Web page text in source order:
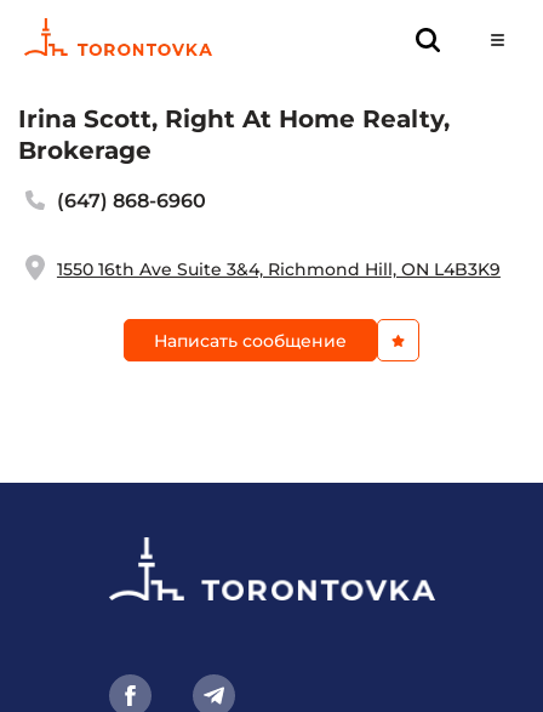
Irina Scott, Right At Home Realty,
Brokerage
(647) 868-6960
1550 16th Ave Suite 3&4, Richmond Hill, ON L4B3K9
Написать сообщение